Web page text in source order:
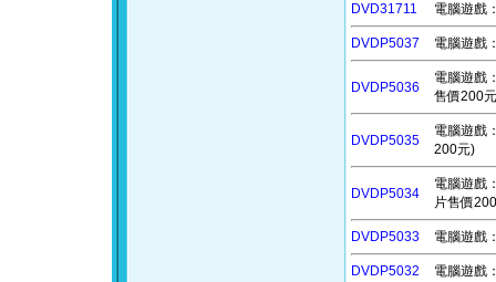
DVD31711 電腦遊戲
DVDP5037 電腦遊戲
DVDP5036
電腦遊戲
售價200
DVDP5035
電腦遊戲
200元)
DVDP5034
電腦遊戲
片售價
DVDP5033 電腦遊戲
DVDP5032 電腦遊戲